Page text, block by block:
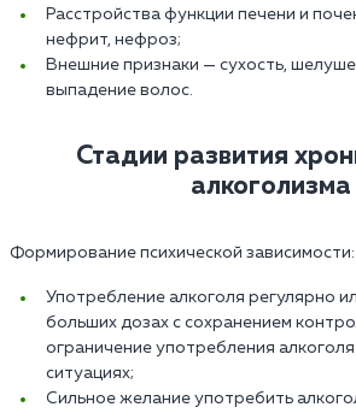
Расстройства функции печени и
нефрит, нефроз;
Внешние признаки — сухость,
выпадение волос.
Стадии развития
алкоголизма
Формирование психической зависимости:
Употребление алкоголя регулярно
больших дозах с сохранением
ограничение употребления
ситуациях;
Сильное желание употребить